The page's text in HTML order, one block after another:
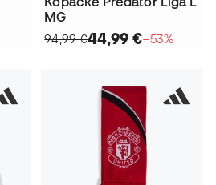
MG
94,99 €44,99 €−53%